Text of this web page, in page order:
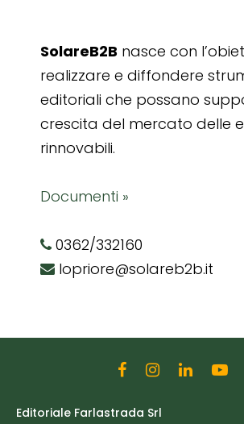
SolareB2B nasce con
realizzare e diffondere
editoriali che possano
crescita del mercato delle
rinnovabili.
Documenti »
0362/332160
lopriore@solareb2b.it
Editoriale Farlastrada Srl